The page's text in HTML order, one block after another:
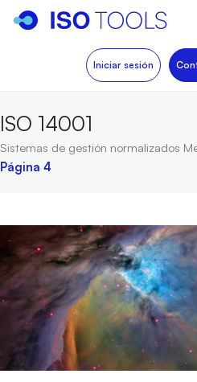
Iniciar sesión
ISO 14001
Sistemas de gestión normalizados
Página 4